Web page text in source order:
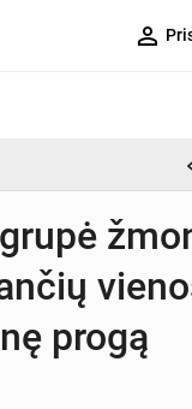
person_outline
progą